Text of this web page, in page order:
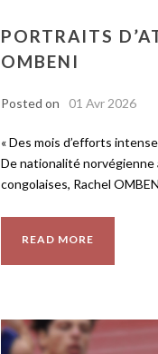
PORTRAITS
OMBENI
Posted on 01 Avr 2026
« Des mois d’efforts
De nationalité norvégienne
congolaises, Rachel
READ MORE